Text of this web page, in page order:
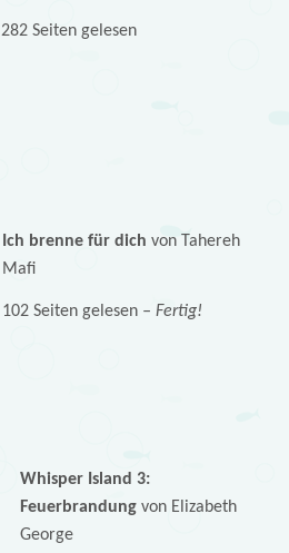
282 Seiten gelesen
Ich brenne für dich von Tahereh
Mafi
102 Seiten gelesen – Fertig!
Whisper Island 3:
Feuerbrandungvon Elizabeth
George